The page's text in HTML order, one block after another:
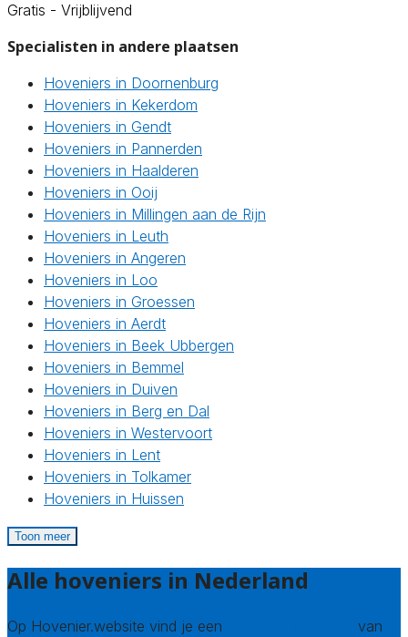
Gratis - Vrijblijvend
Specialisten in andere plaatsen
Hoveniers in Doornenburg
Hoveniers in Kekerdom
Hoveniers in Gendt
Hoveniers in Pannerden
Hoveniers in Haalderen
Hoveniers in Ooij
Hoveniers in Millingen aan de Rijn
Hoveniers in Leuth
Hoveniers in Angeren
Hoveniers in Loo
Hoveniers in Groessen
Hoveniers in Aerdt
Hoveniers in Beek Ubbergen
Hoveniers in Bemmel
Hoveniers in Duiven
Hoveniers in Berg en Dal
Hoveniers in Westervoort
Hoveniers in Lent
Hoveniers in Tolkamer
Hoveniers in Huissen
Toon meer
Alle hoveniers in Nederland
Op Hovenier.website vind je een
van